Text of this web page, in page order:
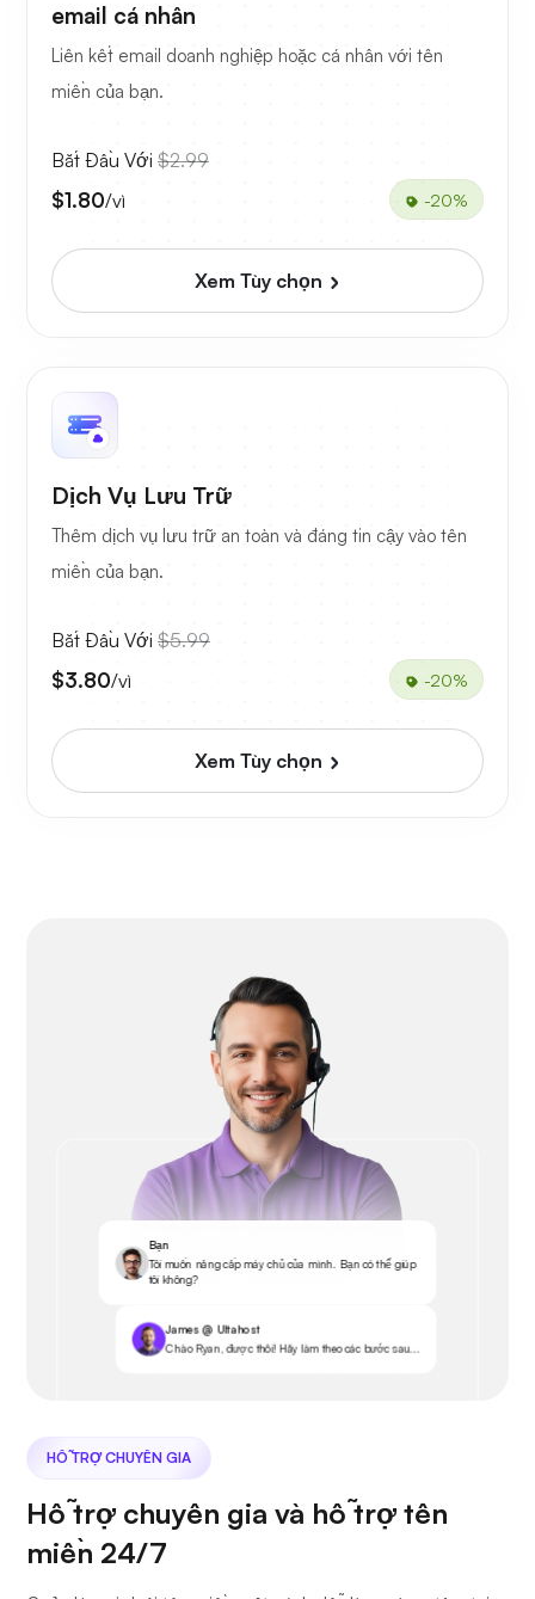
email cá nhân
Liên kết email doanh nghiệp hoặc cá nhân với tên
miền của bạn.
Bắt Đầu Với $2.99
$1.80/vì -20%
Xem Tùy chọn
Dịch Vụ Lưu Trữ
Thêm dịch vụ lưu trữ an toàn và đáng tin cậy vào tên
miền của bạn.
Bắt Đầu Với $5.99
$3.80/vì -20%
Xem Tùy chọn
Bạn
Tôi muốn nâng cấp máy chủ của mình. Bạn có thể giúp
tôi không?
James @ Ultahost
Chào Ryan, được thôi! Hãy làm theo các bước sau...
HỖ TRỢ CHUYÊN GIA
Hỗ trợ chuyên gia và hỗ trợ tên
miền 24/7